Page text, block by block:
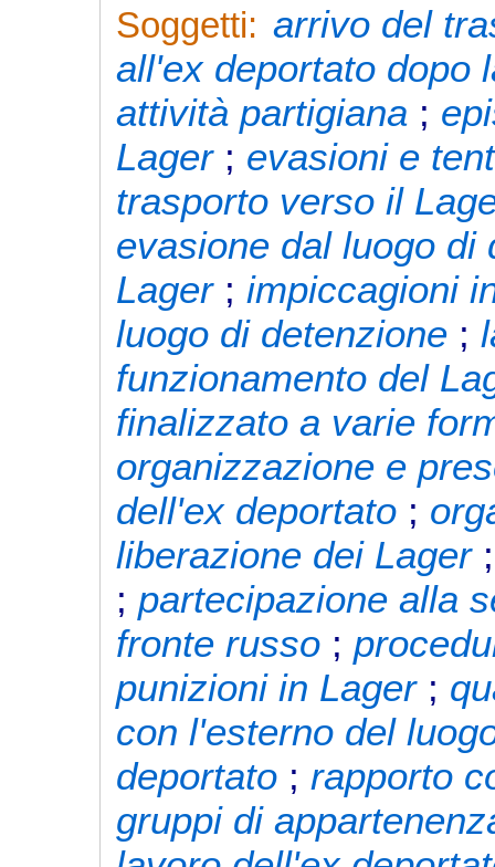
Soggetti: arrivo del
all'ex deportato dopo
attività partigiana ;
Lager; evasioni e
trasporto verso il
evasione dal luogo di
Lager;impiccagioni
luogo di detenzione ;
funzionamento del
finalizzato a varie
organizzazione e
dell'ex deportato ;
liberazione dei Lager
;partecipazione alla
fronte russo ;
punizioni in Lager;
con l'esterno del
deportato ;rapporto
gruppi di